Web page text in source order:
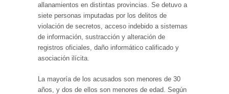
allanamientos en distintas provincias. Se detuvo a
siete personas imputadas por los delitos de
violación de secretos, acceso indebido a sistemas
de información, sustracción y alteración de
registros oficiales, daño informático calificado y
asociación ilícita.
La mayoría de los acusados son menores de 30
años, y dos de ellos son menores de edad. Según